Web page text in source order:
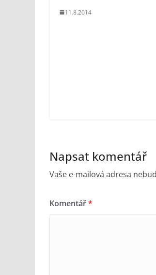
11.8.2014
Napsat komentář
Vaše e-mailová adresa
Komentář*